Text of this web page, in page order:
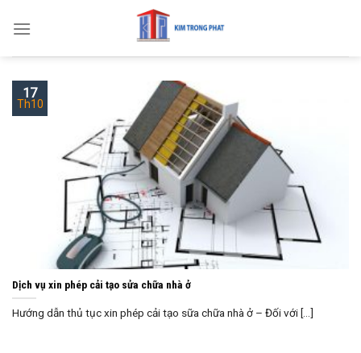
Dịch vụ xin phép cải tạo sửa chữa nhà ở
Hướng dẫn thủ tục xin phép cải tạo sữa chữa nhà ở – Đối với [...]
17
Th10